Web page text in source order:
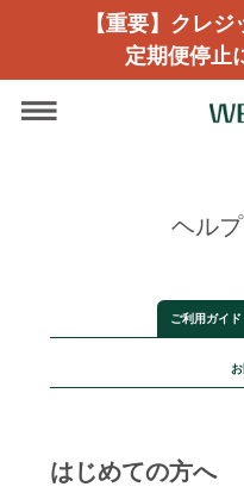
【重要】クレ
定期便停止
ヘル
ご利用ガイド
はじめての方へ